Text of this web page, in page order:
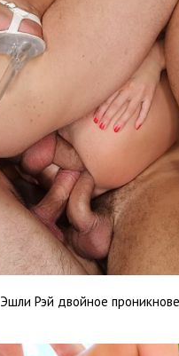
Эшли Рэй двойное